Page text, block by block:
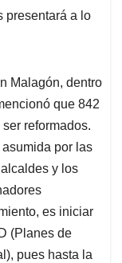
presentará a lo
Malagón, dentro
que 842
reformados.
por las
y los
es iniciar
(Planes de
pues hasta la